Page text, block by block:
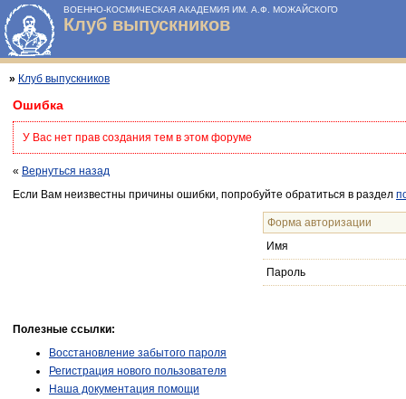
ВОЕННО-КОСМИЧЕСКАЯ АКАДЕМИЯ ИМ. А.Ф. МОЖАЙСКОГО
Клуб выпускников
» Клуб выпускников
Ошибка
У Вас нет прав создания тем в этом форуме
« Вернуться назад
Если Вам неизвестны причины ошибки, попробуйте обратиться в раздел
Форма авторизации
Имя
Пароль
Полезные ссылки:
Восстановление забытого пароля
Регистрация нового пользователя
Наша документация помощи